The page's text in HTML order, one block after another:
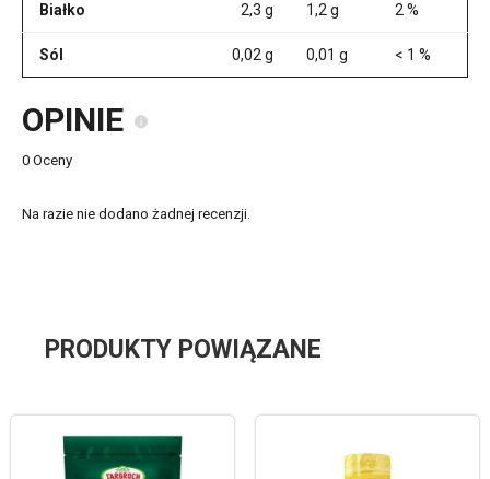
Białko 2,3 g 1,2 g 2 %
Sól 0,02 g 0,01 g < 1 %
OPINIE
0 Oceny
Na razie nie dodano żadnej recenzji.
PRODUKTY POWIĄZANE